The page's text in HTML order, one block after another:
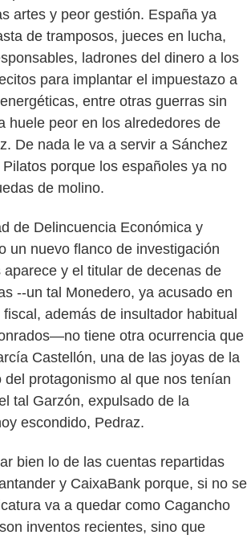
artes y peor gestión. España ya
de tramposos, jueces en lucha,
ladrones del dinero a los
para implantar el impuestazo a
entre otras guerras sin
huele peor en los alrededores de
De nada le va a servir a Sánchez
porque los españoles ya no
de molino.
de Delincuencia Económica y
un nuevo flanco de investigación
y el titular de decenas de
--un tal Monedero, ya acusado en
además de insultador habitual
tiene otra ocurrencia que
Castellón, una de las joyas de la
del protagonismo al que nos tenían
tal Garzón, expulsado de la
escondido, Pedraz.
bien lo de las cuentas repartidas
y CaixaBank porque, si no se
va a quedar como Cagancho
inventos recientes, sino que